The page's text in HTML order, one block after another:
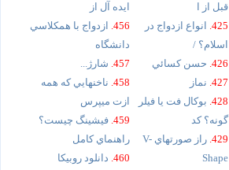
قبل از ا
425.
انواع ازدواج در
اسلام؟ /
426. حسن کسائي
427. نماز
428. بوکال فت يا فيلر
گونه؟ کد
429.
راز صورتهاي V-
Shape
ايده آل از
456.
ازدواج با همکلاسي
دانشگاه
457. شارژ...
458. ناخنهايي که همه
ازت ميپرس
459. فيشينگ چيست؟
راهنماي کامل
460. دانلود روبيکا